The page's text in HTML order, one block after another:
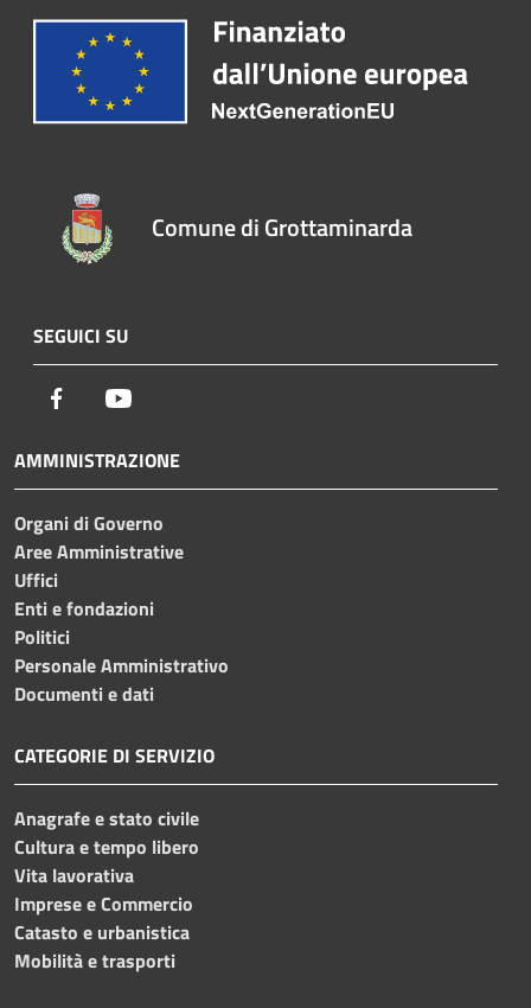
Comune di Grottaminarda
SEGUICI SU
Facebook
AMMINISTRAZIONE
Organi di Governo
Aree Amministrative
Uffici
Enti e fondazioni
Politici
Personale Amministrativo
Documenti e dati
CATEGORIE DI SERVIZIO
Anagrafe e stato civile
Cultura e tempo libero
Vita lavorativa
Imprese e Commercio
Catasto e urbanistica
Mobilità e trasporti